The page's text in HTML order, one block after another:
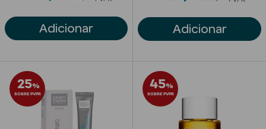
Ver Tudo
Cosmética
Adicionar Adicionar
25%
SOBRE PVPR
45%
SOBRE PVPR